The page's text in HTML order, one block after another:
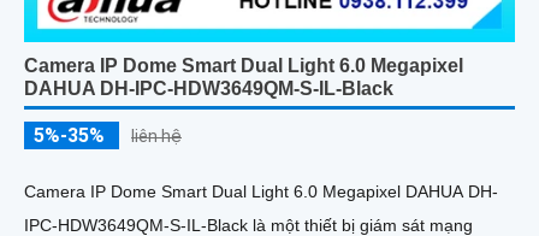
Camera IP Dome Smart Dual Light 6.0 Megapixel
DAHUA DH-IPC-HDW3649QM-S-IL-Black
5%-35% liên hệ
Camera IP Dome Smart Dual Light 6.0 Megapixel DAHUA DH-
IPC-HDW3649QM-S-IL-Black là một thiết bị giám sát mạng